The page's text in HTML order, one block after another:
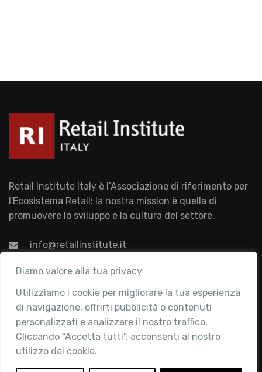
Diamo valore alla tua privacy
Utilizziamo i cookie per migliorare la tua esperienza
di navigazione, offrirti pubblicità o contenuti
personalizzati e analizzare il nostro traffico.
Cliccando “Accetta tutti”, acconsenti al nostro
utilizzo dei cookie.
Retail Institute Italy è l’Associazione di riferimento per
l'Ecosistema Retail: la nostra mission è quella di
promuovere lo sviluppo e la cultura del settore.
info@retailinstitute.it
Associazione
Chi siamo
Attività
Contatti
Area Riservata